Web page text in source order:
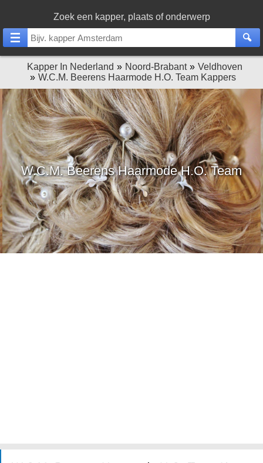
Zoek een kapper, plaats of onderwerp
Kapper In Nederland Noord-Brabant
Veldhoven
W.C.M. Beerens Haarmode H.O. Team Kappers
W.C.M. Beerens Haarmode H.O. Team
Kappers